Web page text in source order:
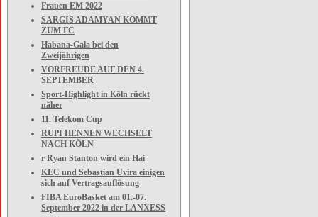
Frauen EM 2022
SARGIS ADAMYAN KOMMT
ZUM FC
Habana-Gala bei den
Zweijährigen
VORFREUDE AUF DEN 4.
SEPTEMBER
Sport-Highlight in Köln rückt
näher
11. Telekom Cup
RUPI HENNEN WECHSELT
NACH KÖLN
r Ryan Stanton wird ein Hai
KEC und Sebastian Uvira einigen
sich auf Vertragsauflösung
FIBA EuroBasket am 01.-07.
September 2022 in der LANXESS